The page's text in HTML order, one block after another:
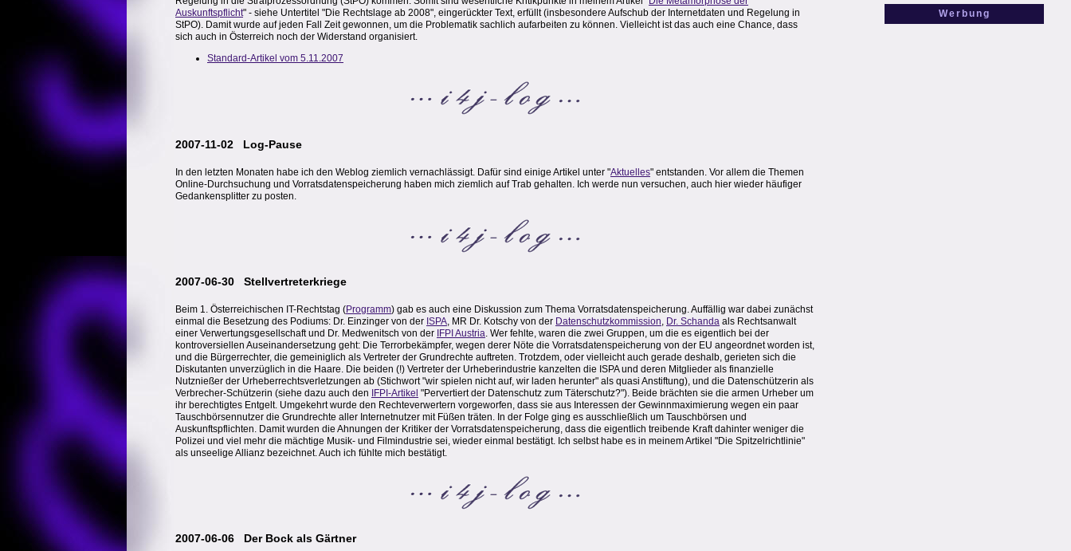
Auskunftspflicht" - siehe Untertitel "Die Rechtslage ab 2008", eingerückter Text, erfüllt (insbesondere Aufschub der Internetdaten und Regelung in
StPO). Damit wurde auf jeden Fall Zeit gewonnen, um die Problematik sachlich aufarbeiten zu können. Vielleicht ist das auch eine Chance, dass
sich auch in Österreich noch der Widerstand organisiert.
Standard-Artikel vom 5.11.2007
2007-11-02 Log-Pause
In den letzten Monaten habe ich den Weblog ziemlich vernachlässigt. Dafür sind einige Artikel unter "Aktuelles" entstanden. Vor allem die Themen
Online-Durchsuchung und Vorratsdatenspeicherung haben mich ziemlich auf Trab gehalten. Ich werde nun versuchen, auch hier wieder häufiger
Gedankensplitter zu posten.
2007-06-30 Stellvertreterkriege
Beim 1. Österreichischen IT-Rechtstag (Programm) gab es auch eine Diskussion zum Thema Vorratsdatenspeicherung. Auffällig war dabei zunächst
einmal die Besetzung des Podiums: Dr. Einzinger von der ISPA , MR Dr. Kotschy von der Datenschutzkommission Dr. Schanda als Rechtsanwalt
einer Verwertungsgesellschaft und Dr. Medwenitsch von der IFPI Austria . Wer fehlte, waren die zwei Gruppen, um die es eigentlich bei der
kontroversiellen Auseinandersetzung geht: Die Terrorbekämpfer, wegen derer Nöte die Vorratsdatenspeicherung von der EU angeordnet worden ist,
und die Bürgerrechter, die gemeiniglich als Vertreter der Grundrechte auftreten. Trotzdem, oder vielleicht auch gerade deshalb, gerieten sich die
Diskutanten unverzüglich in die Haare. Die beiden (!) Vertreter der Urheberindustrie kanzelten die ISPA und deren Mitglieder als finanzielle
Nutznießer der Urheberrechtsverletzungen ab (Stichwort "wir spielen nicht auf, wir laden herunter" als quasi Anstiftung), und die Datenschützerin als
Verbrecher-Schützerin (siehe dazu auch den IFPI-Artikel "Pervertiert der Datenschutz zum Täterschutz?"). Beide brächten sie die armen Urheber um
ihr berechtigtes Entgelt. Umgekehrt wurde den Rechteverwertern vorgeworfen, dass sie aus Interessen der Gewinnmaximierung wegen ein paar
Tauschbörsennutzer die Grundrechte aller Internetnutzer mit Füßen träten. In der Folge ging es ausschließlich um Tauschbörsen und
Auskunftspflichten. Damit wurden die Ahnungen der Kritiker der Vorratsdatenspeicherung, dass die eigentlich treibende Kraft dahinter weniger die
Polizei und viel mehr die mächtige Musik- und Filmindustrie sei, wieder einmal bestätigt. Ich selbst habe es in meinem Artikel "Die Spitzelrichtlinie"
als unseelige Allianz bezeichnet. Auch ich fühlte mich bestätigt.
2007-06-06 Der Bock als Gärtner
Werbung